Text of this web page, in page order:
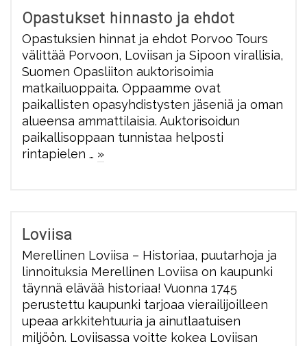
Opastukset hinnasto ja ehdot
Opastuksien hinnat ja ehdot Porvoo Tours
välittää Porvoon, Loviisan ja Sipoon virallisia,
Suomen Opasliiton auktorisoimia
matkailuoppaita. Oppaamme ovat
paikallisten opasyhdistysten jäseniä ja oman
alueensa ammattilaisia. Auktorisoidun
paikallisoppaan tunnistaa helposti
rintapielen … »
Loviisa
Merellinen Loviisa – Historiaa, puutarhoja ja
linnoituksia Merellinen Loviisa on kaupunki
täynnä elävää historiaa! Vuonna 1745
perustettu kaupunki tarjoaa vierailijoilleen
upeaa arkkitehtuuria ja ainutlaatuisen
miljöön. Loviisassa voitte kokea Loviisan